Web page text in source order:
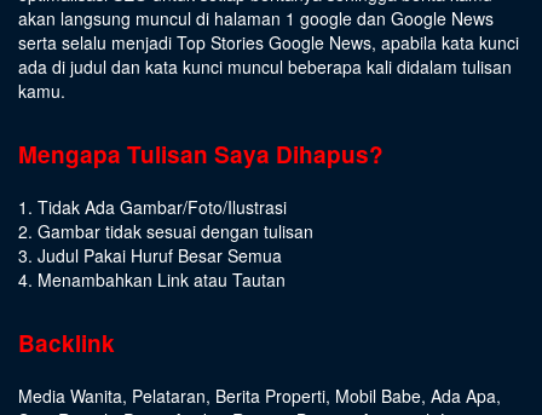
akan langsung muncul di halaman 1 google dan Google News
serta selalu menjadi Top Stories Google News, apabila kata kunci
ada di judul dan kata kunci muncul beberapa kali didalam tulisan
kamu.
Mengapa Tulisan Saya Dihapus?
1. Tidak Ada Gambar/Foto/Ilustrasi
2. Gambar tidak sesuai dengan tulisan
3. Judul Pakai Huruf Besar Semua
4. Menambahkan Link atau Tautan
Backlink
Media Wanita, Pelataran, Berita Properti, Mobil Babe, Ada Apa,